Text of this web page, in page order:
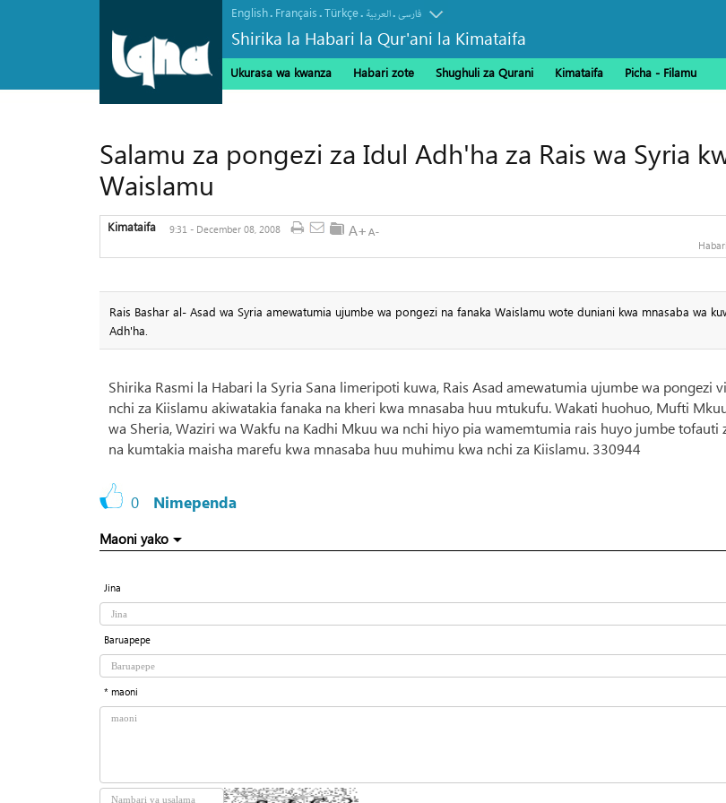
English. Français.Türkçe. العربیة.فارسی
Shirika la Habari la Qur'ani la Kimataifa
Ukurasa wa kwanza Habari zote Shughuli za Qurani Kimataifa Picha‎ - Filamu‎
Salamu za pongezi za Idul Adh'ha za Rais wa Syria
Waislamu
Kimataifa
9:31 - December 08, 2008
Rais Bashar al- Asad wa Syria amewatumia ujumbe wa pongezi na fanaka Waislamu wote duniani kwa mnasaba wa
Adh'ha.
Shirika Rasmi la Habari la Syria Sana limeripoti kuwa, Rais Asad amewatumia ujumbe wa pongezi
nchi za Kiislamu akiwatakia fanaka na kheri kwa mnasaba huu mtukufu. Wakati huohuo, Mufti
wa Sheria, Waziri wa Wakfu na Kadhi Mkuu wa nchi hiyo pia wamemtumia rais huyo jumbe tofauti
na kumtakia maisha marefu kwa mnasaba huu muhimu kwa nchi za Kiislamu. 330944
0 Nimependa
Maoni yako
Jina
Baruapepe
* maoni